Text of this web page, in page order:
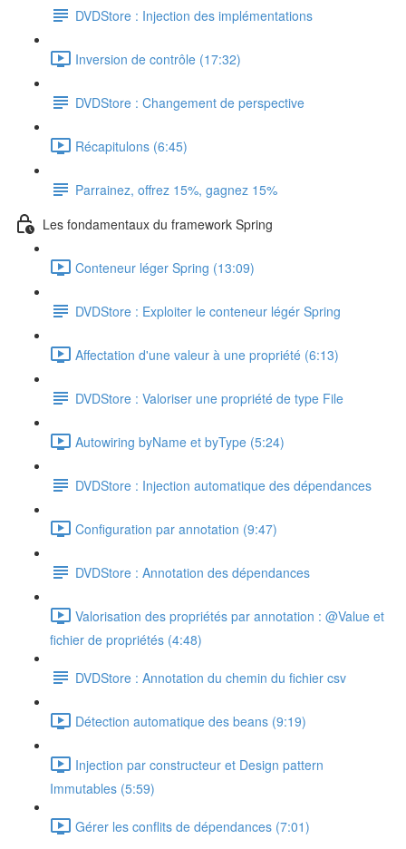
DVDStore : Injection des implémentations
Inversion de contrôle (17:32)
DVDStore : Changement de perspective
Récapitulons (6:45)
Parrainez, offrez 15%, gagnez 15%
Les fondamentaux du framework Spring
Conteneur léger Spring (13:09)
DVDStore : Exploiter le conteneur légér Spring
Affectation d'une valeur à une propriété (6:13)
DVDStore : Valoriser une propriété de type File
Autowiring byName et byType (5:24)
DVDStore : Injection automatique des dépendances
Configuration par annotation (9:47)
DVDStore : Annotation des dépendances
Valorisation des propriétés par annotation : @Value et
fichier de propriétés (4:48)
DVDStore : Annotation du chemin du fichier csv
Détection automatique des beans (9:19)
Injection par constructeur et Design pattern
Immutables (5:59)
Gérer les conflits de dépendances (7:01)